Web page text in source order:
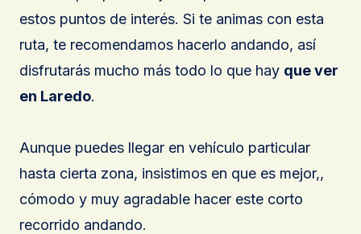
estos puntos de interés. Si te animas con esta
ruta, te recomendamos hacerlo andando, así
disfrutarás mucho más todo lo que hay que ver
en Laredo.
Aunque puedes llegar en vehículo particular
hasta cierta zona, insistimos en que es mejor,,
cómodo y muy agradable hacer este corto
recorrido andando.